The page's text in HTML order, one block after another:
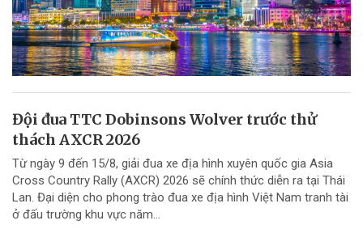
Đội đua TTC Dobinsons Wolver trước thử
thách AXCR 2026
Từ ngày 9 đến 15/8, giải đua xe địa hình xuyên quốc gia Asia
Cross Country Rally (AXCR) 2026 sẽ chính thức diễn ra tại Thái
Lan. Đại diện cho phong trào đua xe địa hình Việt Nam tranh tài
ở đấu trường khu vực năm...